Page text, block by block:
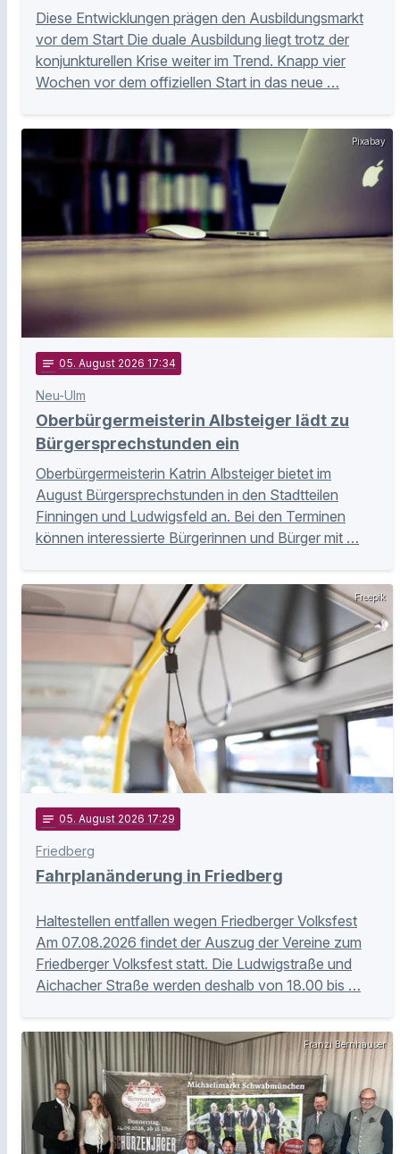
Diese Entwicklungen prägen den Ausbildungsmarkt
vor dem Start Die duale Ausbildung liegt trotz der
konjunkturellen Krise weiter im Trend. Knapp vier
Wochen vor dem offiziellen Start in das neue …
Pixabay
notes 05. August 2026 17:34
Neu-Ulm
Oberbürgermeisterin Albsteiger lädt zu
Bürgersprechstunden ein
Oberbürgermeisterin Katrin Albsteiger bietet im
August Bürgersprechstunden in den Stadtteilen
Finningen und Ludwigsfeld an. Bei den Terminen
können interessierte Bürgerinnen und Bürger mit …
Freepik
notes 05. August 2026 17:29
Friedberg
Fahrplanänderung in Friedberg
Haltestellen entfallen wegen Friedberger Volksfest
Am 07.08.2026 findet der Auszug der Vereine zum
Friedberger Volksfest statt. Die Ludwigstraße und
Aichacher Straße werden deshalb von 18.00 bis …
Franzi Bernhauser